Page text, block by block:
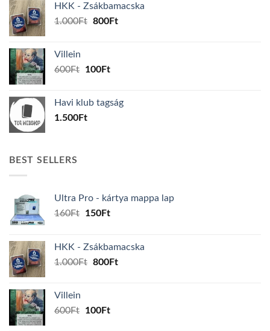
160Ft.150Ft.
HKK - Zsákbamacska
1.000Ft Original
800FtCurrent
Villein
600Ft
Original
600Ft.
100FtCurrent
100Ft.
Havi klub tagság
1.500Ft
BEST SELLERS
Ultra Pro - kártya mappa lap
160Ft
Original
160Ft.
150FtCurrent
150Ft.
HKK - Zsákbamacska
1.000Ft Original
800FtCurrent
Villein
600Ft
Original
100FtCurrent